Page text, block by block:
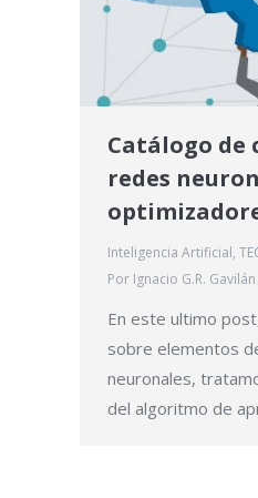
Catálogo de
redes
Inteligencia Artificial,
Por Ignacio G.R. Gavilán
En este ultimo
sobre elementos
neuronales,
del algoritmo de